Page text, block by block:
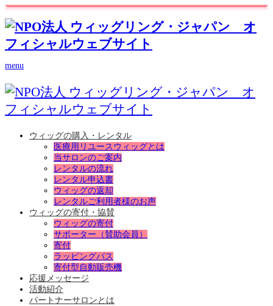
menu
ウィッグの購入・レンタル
医療用リユースウィッグとは
当サロンのご案内
レンタルの流れ
レンタル申込書
ウィッグの返却
レンタルご利用者様のお声
ウィッグの寄付・協賛
ウィッグの寄付
サポーター（賛助会員）
寄付
ラッピングバス
寄付型自動販売機
応援メッセージ
活動紹介
パートナーサロンとは